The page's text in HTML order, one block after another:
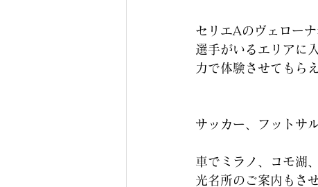
セリエAのヴェロー
選手がいるエリアに
力で体験させてもら
サッカー、フットサ
車でミラノ、コモ湖
光名所のご案内もさ